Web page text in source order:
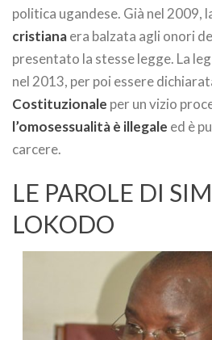
politica ugandese. Già nel 2009,
cristianaera balzata agli onori
presentato la stesse legge. La
nel 2013, per poi essere
Costituzionale per un vizio
l’omosessualità è illegale ed è
carcere.
LE PAROLE DI
LOKODO